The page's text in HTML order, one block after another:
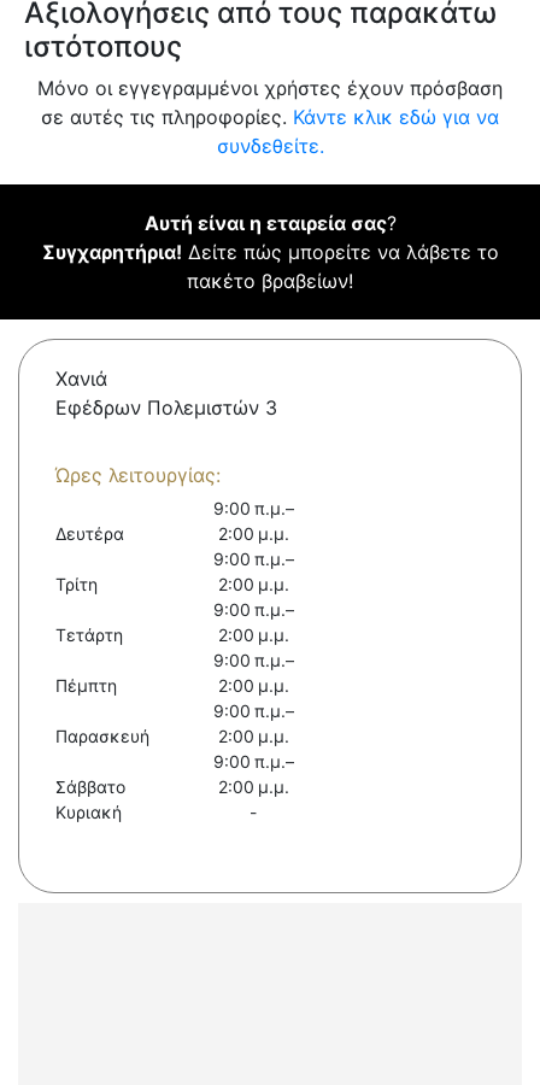
Αξιολογήσεις από τους παρακάτω
ιστότοπους
Μόνο οι εγγεγραμμένοι χρήστες έχουν πρόσβαση
σε αυτές τις πληροφορίες. Κάντε κλικ εδώ για να
συνδεθείτε.
Αυτή είναι η εταιρεία σας?
Συγχαρητήρια! Δείτε πώς μπορείτε να λάβετε το
πακέτο βραβείων!
Χανιά
Εφέδρων Πολεμιστών 3
Ώρες λειτουργίας:
Δευτέρα
9:00 π.μ.–
2:00 μ.μ.
Τρίτη
9:00 π.μ.–
2:00 μ.μ.
Τετάρτη
9:00 π.μ.–
2:00 μ.μ.
Πέμπτη
9:00 π.μ.–
2:00 μ.μ.
Παρασκευή
9:00 π.μ.–
2:00 μ.μ.
Σάββατο
9:00 π.μ.–
2:00 μ.μ.
Κυριακή
-